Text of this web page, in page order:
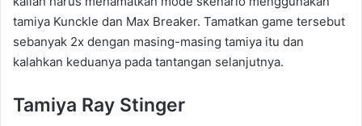
tamiya Kunckle dan Max Breaker. Tamatkan game tersebut
sebanyak 2x dengan masing-masing tamiya itu dan
kalahkan keduanya pada tantangan selanjutnya.
Tamiya Ray Stinger